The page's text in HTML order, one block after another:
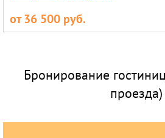
от 36 500 руб.
Бронирование
проезда)